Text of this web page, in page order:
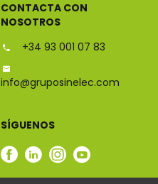
CONTACTA CON
NOSOTROS
+34 93 001 07 83
info@gruposinelec.com
SÍGUENOS
Facebook
Sinelec
Linkedin
Sinelec
Instagram
Sinelec
Youtube
Sinelec